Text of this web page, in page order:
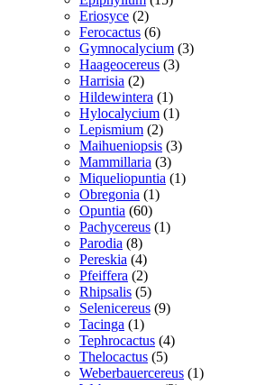
Eriosyce 22
varer
Ferocactus 66
varer
Gymnocalycium 33
Haageocereus 33
Harrisia 22
varer
Hildewintera 11
vare
Hylocalycium 11
Lepismium 22
varer
Maihueniopsis 33
Mammillaria 33
varer
Miqueliopuntia 11
Obregonia 11
Opuntia 6060
varer
Pachycereus 11
Parodia 88
varer
Pereskia 44
varer
Pfeiffera 22
varer
Rhipsalis 55
varer
Selenicereus 99
Tacinga 11
vare
Tephrocactus 44
Thelocactus 55
varer
Weberbauercereus 11